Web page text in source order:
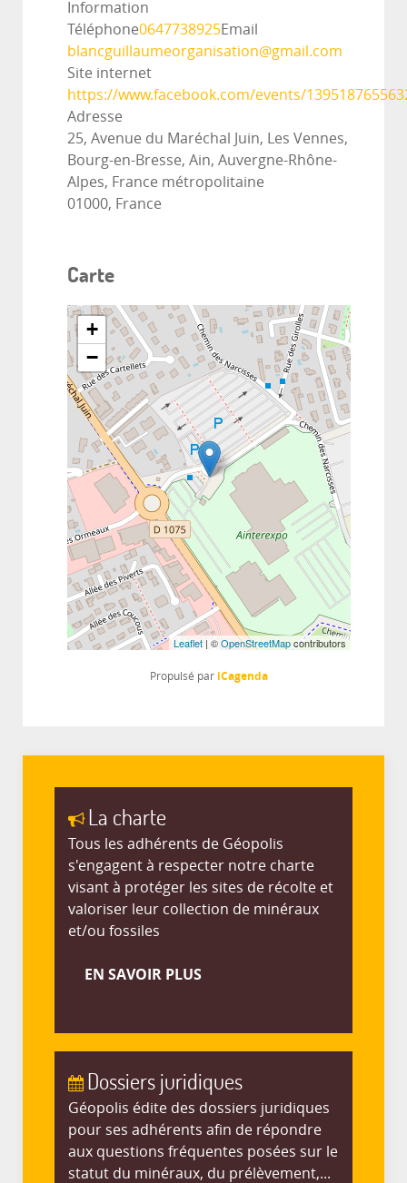
Information
Téléphone0647738925Email
blancguillaumeorganisation@gmail.com
Site internet
https://www.facebook.com/events/
Adresse
25, Avenue du Maréchal Juin, Les Vennes,
Bourg-en-Bresse, Ain, Auvergne-Rhône-
Alpes, France métropolitaine
01000, France
Carte
+
−
Leaflet | ©OpenStreetMapcontributors
Propulsé par iCagenda
La charte
Tous les adhérents de Géopolis
s'engagent à respecter notre charte
visant à protéger les sites de récolte et
valoriser leur collection de minéraux
et/ou fossiles
EN SAVOIR PLUS
Dossiers juridiques
Géopolis édite des dossiers juridiques
pour ses adhérents afin de répondre
aux questions fréquentes posées sur le
statut du minéraux, du prélèvement,...